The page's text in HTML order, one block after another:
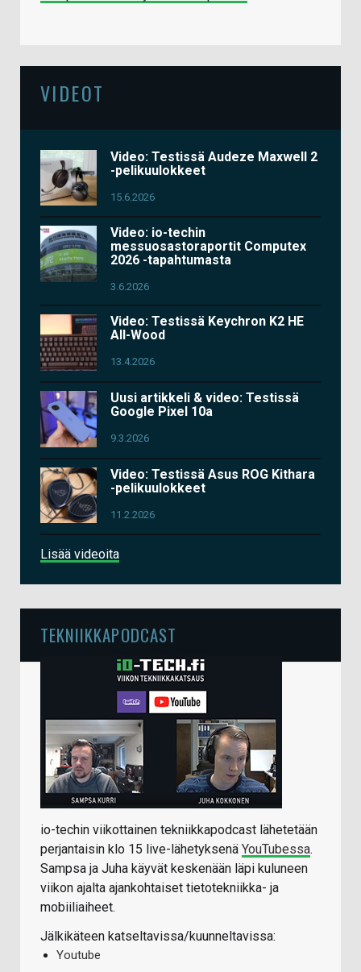
VIDEOT
Video: Testissä Audeze Maxwell 2
-pelikuulokkeet
15.6.2026
Video: io-techin
messuosastoraportit Computex
2026 -tapahtumasta
3.6.2026
Video: Testissä Keychron K2 HE
All-Wood
13.4.2026
Uusi artikkeli & video: Testissä
Google Pixel 10a
9.3.2026
Video: Testissä Asus ROG Kithara
-pelikuulokkeet
11.2.2026
Lisää videoita
TEKNIIKKAPODCAST
io-techin viikottainen tekniikkapodcast lähetetään
perjantaisin klo 15 live-lähetyksenä YouTubessa.
Sampsa ja Juha käyvät keskenään läpi kuluneen
viikon ajalta ajankohtaiset tietotekniikka- ja
mobiiliaiheet.
Jälkikäteen katseltavissa/kuunneltavissa:
Youtube